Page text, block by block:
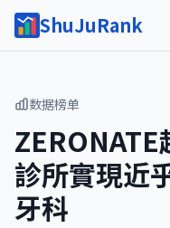
ShuJuRank
数据榜单
診所實現近
牙科